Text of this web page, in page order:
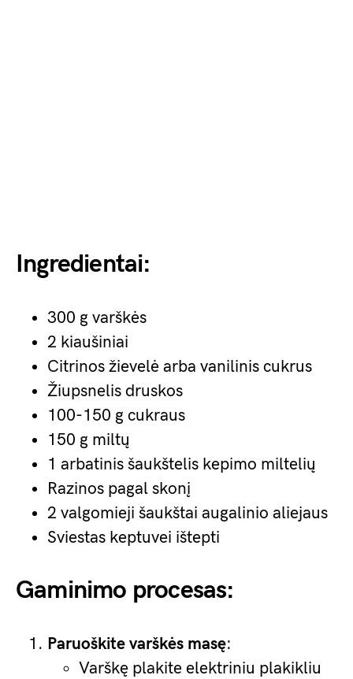
Ingredientai:
300 g varškės
2 kiaušiniai
Citrinos žievelė arba vanilinis cukrus
Žiupsnelis druskos
100-150 g cukraus
150 g miltų
1 arbatinis šaukštelis kepimo miltelių
Razinos pagal skonį
2 valgomieji šaukštai augalinio aliejaus
Sviestas keptuvei ištepti
Gaminimo procesas:
Paruoškite varškės masę:
Varškę plakite elektriniu plakikliu